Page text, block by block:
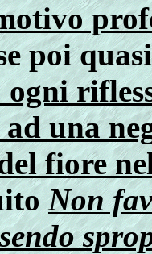
poi
ogni
una
fiore
Non